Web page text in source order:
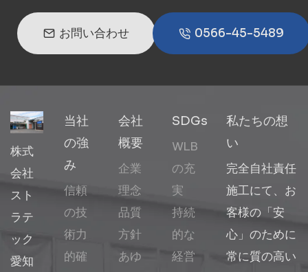
お問い合わせ 0566-45-5489
株式
会社
スト
ラテ
ック
愛知
当社
の強
み
信頼
の技
術力
的確
会社
概要
企業
理念
品質
方針
あゆ
SDGs
WLB
の充
実
持続
的な
経営
私たちの想
い
完全自社責任
施工にて、お
客様の「安
心」のために
常に質の高い